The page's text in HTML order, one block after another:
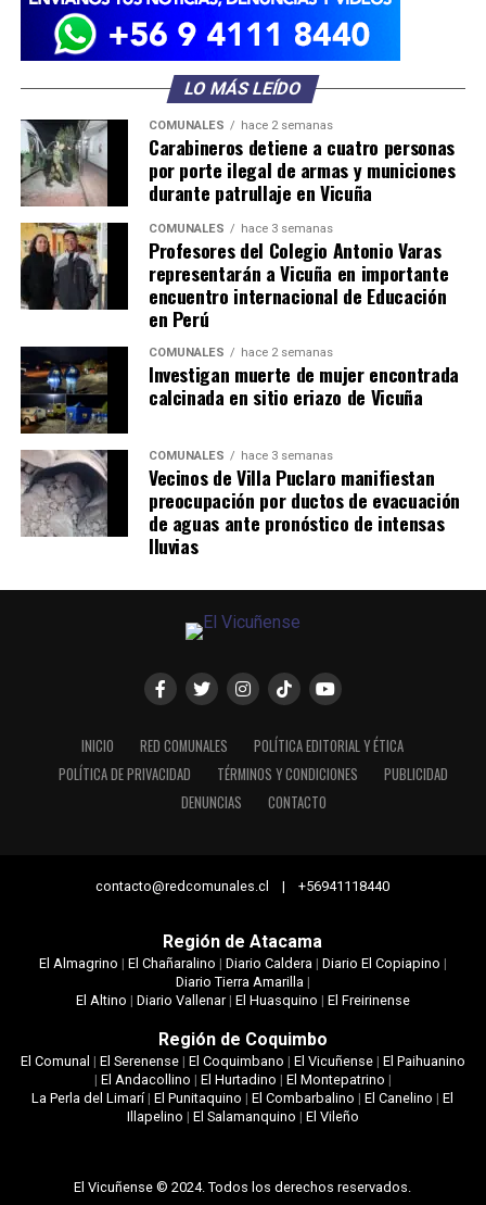
LO MÁS LEÍDO
COMUNALES hace 2 semanas
Carabineros detiene a cuatro personas
por porte ilegal de armas y municiones
durante patrullaje en Vicuña
COMUNALES hace 3 semanas
Profesores del Colegio Antonio Varas
representarán a Vicuña en importante
encuentro internacional de Educación
en Perú
COMUNALES hace 2 semanas
Investigan muerte de mujer encontrada
calcinada en sitio eriazo de Vicuña
COMUNALES hace 3 semanas
Vecinos de Villa Puclaro manifiestan
preocupación por ductos de evacuación
de aguas ante pronóstico de intensas
lluvias
INICIO RED COMUNALES
POLÍTICA EDITORIAL Y ÉTICA
POLÍTICA DE PRIVACIDAD
TÉRMINOS Y CONDICIONES
PUBLICIDAD
DENUNCIAS
CONTACTO
contacto@redcomunales.cl | +56941118440
Región de Atacama
El Almagrino | El Chañaralino | Diario Caldera| Diario El Copiapino |
Diario Tierra Amarilla|
El Altino | Diario Vallenar| El Huasquino | El Freirinense
Región de Coquimbo
El Comunal | El Serenense| El Coquimbano | El Vicuñense| El Paihuanino
| El Andacollino | El Hurtadino | El Montepatrino |
La Perla del Limarí|El Punitaquino |El Combarbalino |El Canelino |El
Illapelino | El Salamanquino | El Vileño
El Vicuñense © 2024. Todos los derechos reservados.